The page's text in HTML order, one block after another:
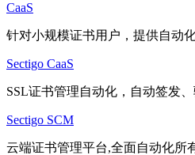
CaaS
针对小规模证书用户，提供自动
Sectigo CaaS
SSL证书管理自动化，自动签发
Sectigo SCM
云端证书管理平台,全面自动化所